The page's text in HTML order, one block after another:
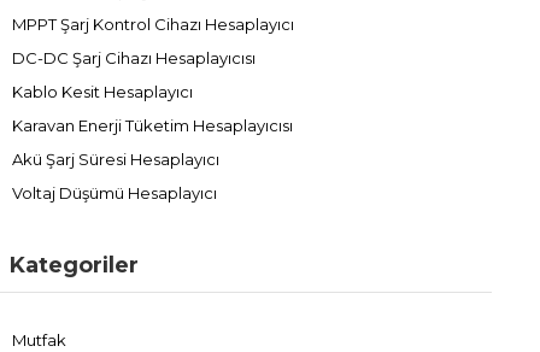
MPPT Şarj Kontrol Cihazı Hesaplayıcı
DC-DC Şarj Cihazı Hesaplayıcısı
Kablo Kesit Hesaplayıcı
Karavan Enerji Tüketim Hesaplayıcısı
Akü Şarj Süresi Hesaplayıcı
Voltaj Düşümü Hesaplayıcı
Kategoriler
Mutfak